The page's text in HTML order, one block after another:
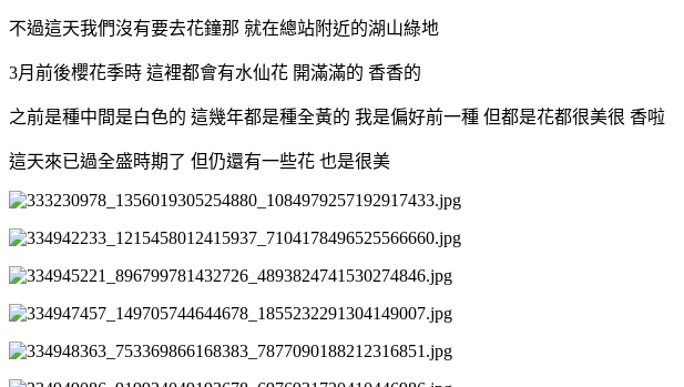
不過這天我們沒有要去花鐘那 就在總站附近的湖山綠地
3月前後櫻花季時 這裡都會有水仙花 開滿滿的 香香的
之前是種中間是白色的 這幾年都是種全黃的 我是偏好前一種 但都是花都很美很 香啦
這天來已過全盛時期了 但仍還有一些花 也是很美